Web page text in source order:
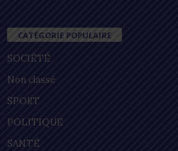
CATÉGORIE POPULAIRE
SOCIÉTÉ
Non classé
SPORT
POLITIQUE
SANTÉ